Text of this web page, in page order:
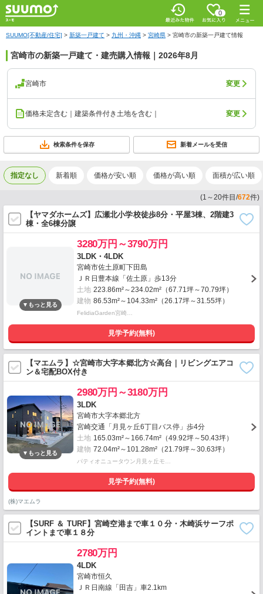
0
SUUMO[不動産/住宅] > 新築一戸建て > 九州・沖縄 > 宮崎県 > 宮崎市の新築一戸建て情報
宮崎市の新築一戸建て・建売購入情報｜2026年8月
宮崎市 変更
価格未定含む｜建築条件付き土地を含む｜ 変更
検索条件を保存 新着メールを受信
指定なし 新着順 価格が安い順 価格が高い順 面積が広い順
(1 ～20件目/672件)
【ヤマダホームズ】広瀬北小学校徒歩8分・平屋3棟、2階建3
棟・全6棟分譲
3280万円～3790万円
3LDK・4LDK
宮崎市佐土原町下田島
ＪＲ日豊本線「佐土原」歩13分
土地 223.86m²～234.02m²（67.71坪～70.79坪）
建物 86.53m²～104.33m²（26.17坪～31.55坪）
FelidiaGarden宮崎…
見学予約(無料)
【マエムラ】☆宮崎市大字本郷北方☆高台｜リビングエアコ
ン＆宅配BOX付き
2980万円～3180万円
3LDK
宮崎市大字本郷北方
宮崎交通「月見ヶ丘6丁目バス停」歩4分
土地 165.03m²～166.74m²（49.92坪～50.43坪）
建物 72.04m²～101.28m²（21.79坪～30.63坪）
パティオニュータウン月見ヶ丘モ…
見学予約(無料)
(株)マエムラ
【SURF ＆ TURF】宮崎空港まで車１０分・木崎浜サーフポ
イントまで車１８分
2780万円
4LDK
宮崎市恒久
ＪＲ日南線「田吉」車2.1km